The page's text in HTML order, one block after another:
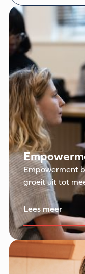
Empowerment
groeit uit tot
Lees meer